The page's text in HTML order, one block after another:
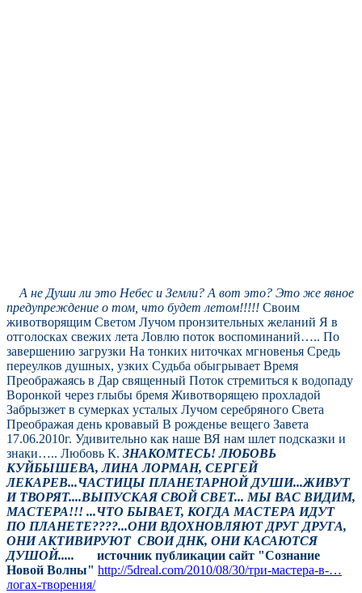
А неДуши ли это Небес и Земли? А вот это? Это же явное
предупреждение о том, что будет летом!!!!! Своим
животворящим Светом Лучом пронзительных желаний Я в
отголосках свежих лета Ловлю поток воспоминаний….. По
завершению загрузки На тонких ниточках мгновенья Средь
переулков душных, узких Судьба обыгрывает Время
Преображаясь в Дар священный Поток стремиться к водопаду
Воронкой через глыбы бремя Животворящею прохладой
Забрызжет в сумерках усталых Лучом серебряного Света
Преображая день кровавый В рожденье вещего Завета
17.06.2010г. Удивительно как наше ВЯ нам шлет подсказки и
знаки….. Любовь К. ЗНАКОМТЕСЬ! ЛЮБОВЬ
КУЙБЫШЕВА, ЛИНА ЛОРМАН, СЕРГЕЙ
ЛЕКАРЕВ...ЧАСТИЦЫ ПЛАНЕТАРНОЙ ДУШИ...ЖИВУТ
И ТВОРЯТ....ВЫПУСКАЯ СВОЙ СВЕТ... МЫ ВАС ВИДИМ,
МАСТЕРА!!! ...ЧТО БЫВАЕТ, КОГДА МАСТЕРА ИДУТ
ПО ПЛАНЕТЕ????...ОНИ ВДОХНОВЛЯЮТ ДРУГ ДРУГА,
ОНИ АКТИВИРУЮТ СВОИ ДНК, ОНИ КАСАЮТСЯ
ДУШОЙ.....
источник публикации сайт "Сознание
Новой Волны" http://5dreal.com/2010/08/30/три-мастера-в-…
логах-творения/